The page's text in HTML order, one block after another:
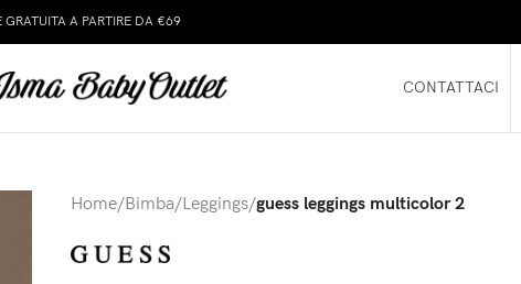
GRATUITA A PARTIRE DA €69
CONTATTACI
Home/Bimba/Leggings/guess leggings multicolor 2